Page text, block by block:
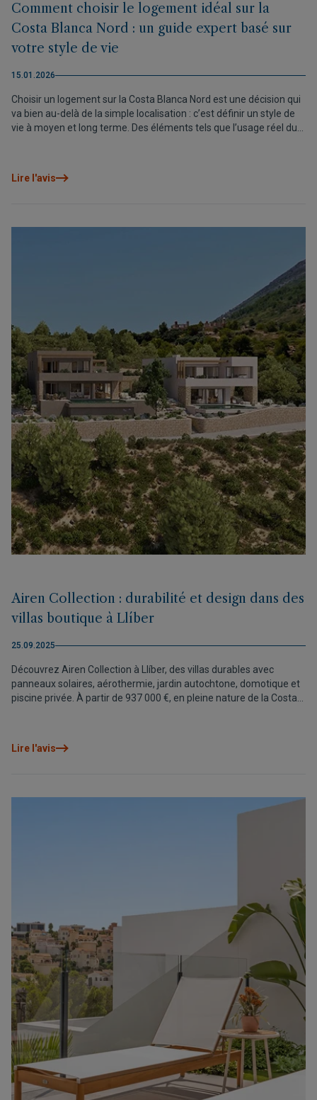
Comment choisir le logement idéal sur la
Costa Blanca Nord : un guide expert basé sur
votre style de vie
15.01.2026
Choisir un logement sur la Costa Blanca Nord est une décision qui
va bien au-delà de la simple localisation : c’est définir un style de
vie à moyen et long terme. Des éléments tels que l’usage réel du
identifier celle qui correspond le mieux à votre profil, afin de
Lire l'avis
Airen Collection : durabilité et design dans des
villas boutique à Llíber
25.09.2025
Découvrez Airen Collection à Llíber, des villas durables avec
panneaux solaires, aérothermie, jardin autochtone, domotique et
piscine privée. À partir de 937 000 €, en pleine nature de la Costa
Lire l'avis